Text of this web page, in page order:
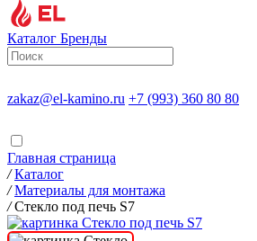
Каталог Бренды
zakaz@el-kamino.ru +7 (993) 360 80 80
Главная страница
/ Каталог
/ Материалы для монтажа
/ Стекло под печь S7